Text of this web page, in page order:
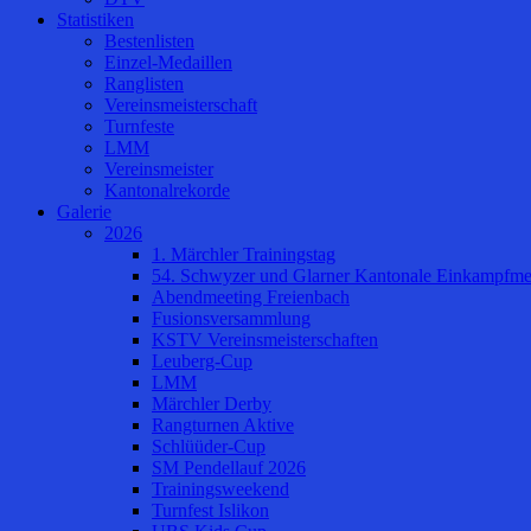
Statistiken
Bestenlisten
Einzel-Medaillen
Ranglisten
Vereinsmeisterschaft
Turnfeste
LMM
Vereinsmeister
Kantonalrekorde
Galerie
2026
1. Märchler Trainingstag
54. Schwyzer und Glarner Kantonale
Abendmeeting Freienbach
Fusionsversammlung
KSTV Vereinsmeisterschaften
Leuberg-Cup
LMM
Märchler Derby
Rangturnen Aktive
Schlüüder-Cup
SM Pendellauf 2026
Trainingsweekend
Turnfest Islikon